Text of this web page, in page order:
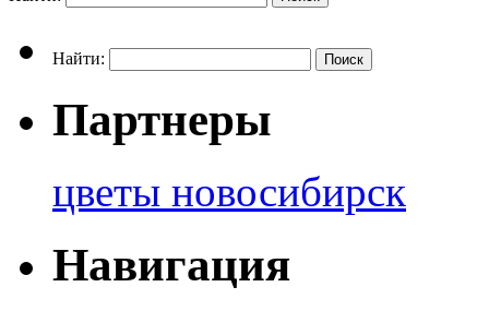
Найти:
Партнеры
цветы новосибирск
Навигация